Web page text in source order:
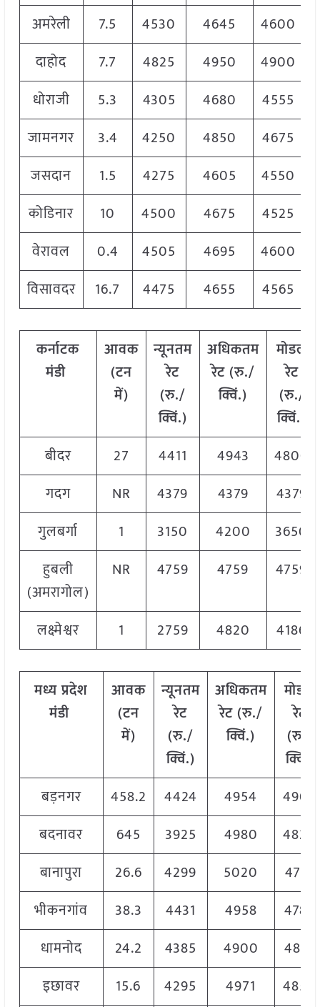
अमरेली
7.5 4530 4645
4600
दाहोद
7.7 4825 4950
4900
धोराजी
5.3 4305 4680
4555
जामनगर
3.4 4250 4850
4675
जसदान
1.5 4275 4605
4550
कोडिनार
10 4500 4675
4525
वेरावल
0.4 4505 4695
4600
विसावदर
16.7 4475 4655 4565
कर्नाटक
मंडी
आवक
(टन
में)
न्यूनतम
रेट
(रु./
क्विं.)
अधिकतम
रेट (रु./
क्विं.)
मोडल
रेट
(रु./
क्विं.)
बीदर
27 4411 4943
4800
गदग
NR 4379 4379
4379
गुलबर्गा
1 3150 4200
3650
हुबली
(अमरागोल)
NR 4759 4759 4759
लक्ष्मेश्वर 1 2759 4820 4186
मध्यप्रदेश
मंडी
आवक
(टन
में)
न्यूनतम
रेट
(रु./
क्विं.)
अधिकतम
रेट (रु./
क्विं.)
मोडल
रेट
(रु./
क्विं.)
बड़नगर
458.2 4424 4954
4905
बदनावर
645 3925 4980
4820
बानापुरा
26.6 4299 5020
4741
भीकनगांव
38.3 4431 4958
4785
धामनोद
24.2 4385 4900
4810
इछावर
15.6 4295 4971 4850